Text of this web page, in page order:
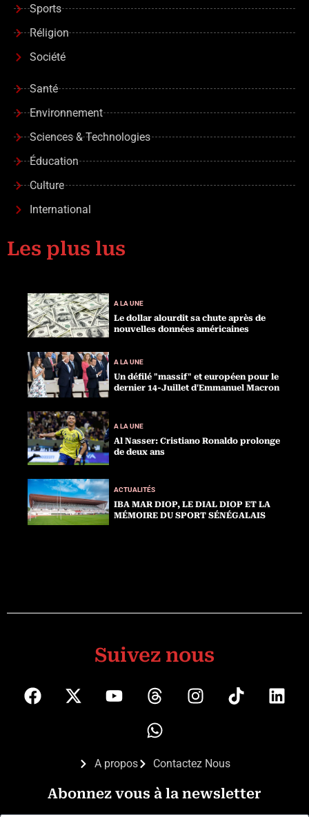
Sports
Réligion
Société
Santé
Environnement
Sciences & Technologies
Éducation
Culture
International
Les plus lus
A LA UNE
Le dollar alourdit sa chute après de
nouvelles données américaines
A LA UNE
Un défilé "massif" et européen pour le
dernier 14-Juillet d'Emmanuel Macron
A LA UNE
Al Nasser: Cristiano Ronaldo prolonge
de deux ans
ACTUALITÉS
IBA MAR DIOP, LE DIAL DIOP ET LA
MÉMOIRE DU SPORT SÉNÉGALAIS
Suivez nous
A propos Contactez Nous
Abonnez vous à la newsletter